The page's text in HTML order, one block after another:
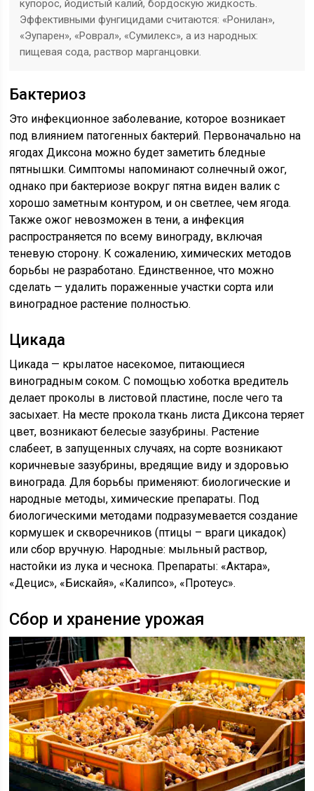
купорос, йодистый калий, бордоскую жидкость.
Эффективными фунгицидами считаются: «Ронилан»,
«Эупарен», «Роврал», «Сумилекс», а из народных:
пищевая сода, раствор марганцовки.
Бактериоз
Это инфекционное заболевание, которое возникает
под влиянием патогенных бактерий. Первоначально на
ягодах Диксона можно будет заметить бледные
пятнышки. Симптомы напоминают солнечный ожог,
однако при бактериозе вокруг пятна виден валик с
хорошо заметным контуром, и он светлее, чем ягода.
Также ожог невозможен в тени, а инфекция
распространяется по всему винограду, включая
теневую сторону. К сожалению, химических методов
борьбы не разработано. Единственное, что можно
сделать — удалить пораженные участки сорта или
виноградное растение полностью.
Цикада
Цикада — крылатое насекомое, питающиеся
виноградным соком. С помощью хоботка вредитель
делает проколы в листовой пластине, после чего та
засыхает. На месте прокола ткань листа Диксона теряет
цвет, возникают белесые зазубрины. Растение
слабеет, в запущенных случаях, на сорте возникают
коричневые зазубрины, вредящие виду и здоровью
винограда. Для борьбы применяют: биологические и
народные методы, химические препараты. Под
биологическими методами подразумевается создание
кормушек и скворечников (птицы – враги цикадок)
или сбор вручную. Народные: мыльный раствор,
настойки из лука и чеснока. Препараты: «Актара»,
«Децис», «Бискайя», «Калипсо», «Протеус».
Сбор и хранение урожая